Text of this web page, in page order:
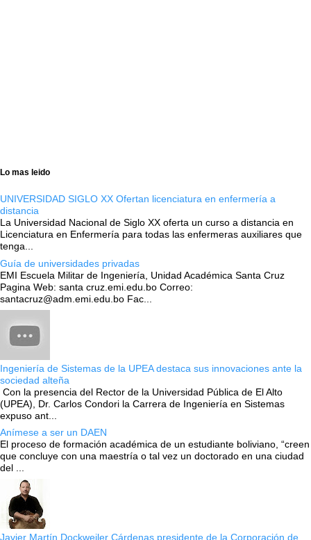
Lo mas leido
UNIVERSIDAD SIGLO XX Ofertan licenciatura en enfermería a
distancia
La Universidad Nacional de Siglo XX oferta un curso a distancia en
Licenciatura en Enfermería para todas las enfermeras auxiliares que
tenga...
Guía de universidades privadas
EMI Escuela Militar de Ingeniería, Unidad Académica Santa Cruz
Pagina Web: santa cruz.emi.edu.bo Correo:
santacruz@adm.emi.edu.bo Fac...
Ingeniería de Sistemas de la UPEA destaca sus innovaciones ante la
sociedad alteña
Con la presencia del Rector de la Universidad Pública de El Alto
(UPEA), Dr. Carlos Condori la Carrera de Ingeniería en Sistemas
expuso ant...
Anímese a ser un DAEN
El proceso de formación académica de un estudiante boliviano, “creen
que concluye con una maestría o tal vez un doctorado en una ciudad
del ...
Javier Martín Dockweiler Cárdenas presidente de la Corporación de